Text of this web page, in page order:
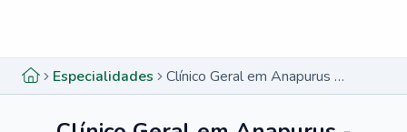
Especialidades Clínico Geral em Anapurus - MA